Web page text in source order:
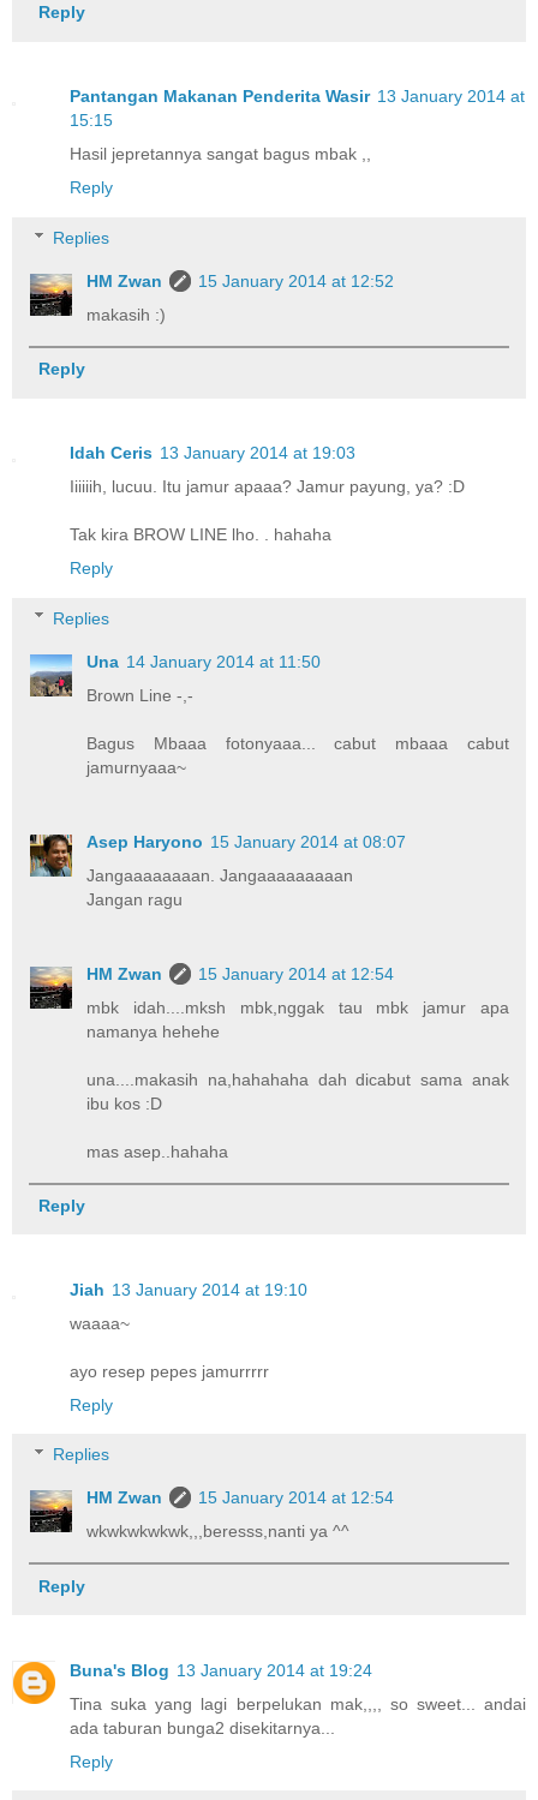
Reply
Pantangan Makanan Penderita Wasir 13 January 2014 at
15:15
Hasil jepretannya sangat bagus mbak ,,
Reply
Replies
HM Zwan
15 January 2014 at 12:52
makasih :)
Reply
Idah Ceris 13 January 2014 at 19:03
Iiiiiih, lucuu. Itu jamur apaaa? Jamur payung, ya? :D
Tak kira BROW LINE lho. . hahaha
Reply
Replies
Una 14 January 2014 at 11:50
Brown Line -,-
Bagus Mbaaa fotonyaaa... cabut mbaaa cabut
jamurnyaaa~
Asep Haryono 15 January 2014 at 08:07
Jangaaaaaaaan. Jangaaaaaaaaan
Jangan ragu
HM Zwan
15 January 2014 at 12:54
mbk idah....mksh mbk,nggak tau mbk jamur apa
namanya hehehe
una....makasih na,hahahaha dah dicabut sama anak
ibu kos :D
mas asep..hahaha
Reply
Jiah 13 January 2014 at 19:10
waaaa~
ayo resep pepes jamurrrrr
Reply
Replies
HM Zwan
15 January 2014 at 12:54
wkwkwkwkwk,,,beresss,nanti ya ^^
Reply
Buna's Blog 13 January 2014 at 19:24
Tina suka yang lagi berpelukan mak,,,, so sweet... andai
ada taburan bunga2 disekitarnya...
Reply